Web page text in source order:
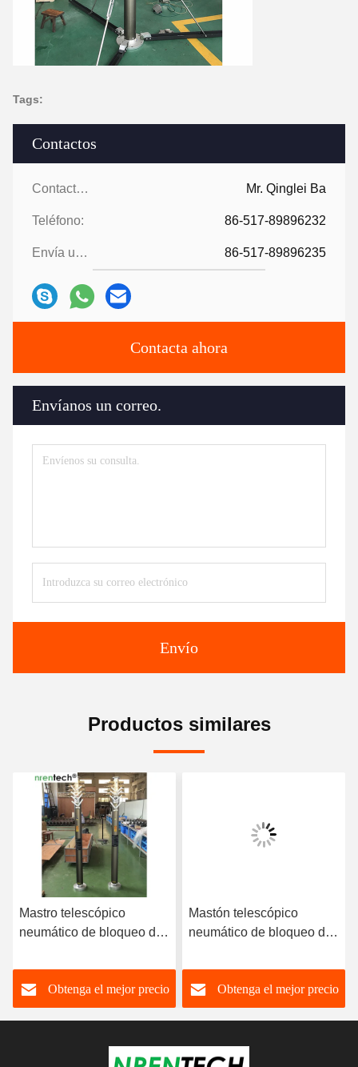
Contactos
Contactos: Mr. Qinglei Ba
Teléfono: 86-517-89896232
Envía un fax.: 86-517-89896235
Contacta ahora
Envíanos un correo.
Envío
Tags:
Productos similares
Mastro telescópico
neumático de bloqueo de
mastro de
telecomunicaciones
móviles-torre de
Obtenga el mejor precio
Mastón telescópico
neumático de bloqueo de
de telecomunicaciones
torre de telescopios
Mastón de radio antenas 6
Obtenga el mejor precio